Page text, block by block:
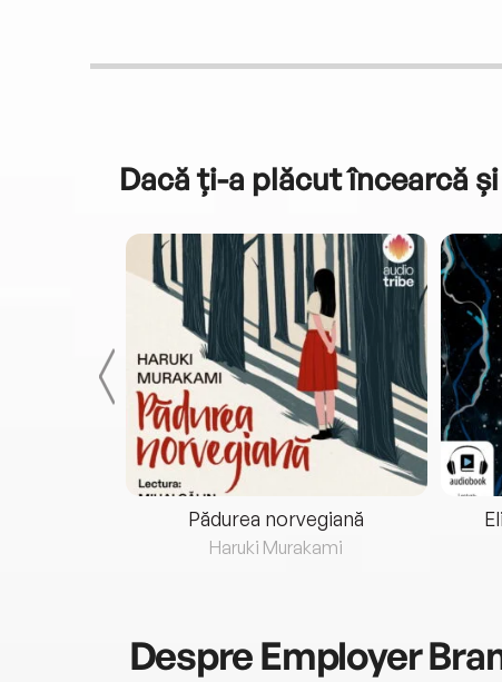
Dacă ți-a plăcut încearcă și
Pădurea norvegiană
Haruki Murakami
DespreEmployer